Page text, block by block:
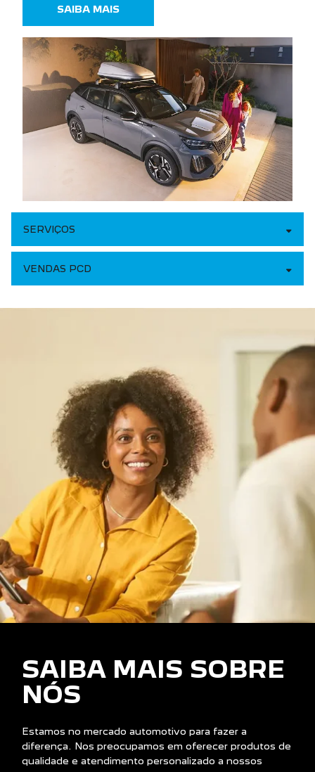
SAIBA MAIS
SERVIÇOS
VENDAS PCD
SAIBA MAIS SOBRE
NÓS
Estamos no mercado automotivo para fazer a
diferença. Nos preocupamos em oferecer produtos de
qualidade e atendimento personalizado a nossos